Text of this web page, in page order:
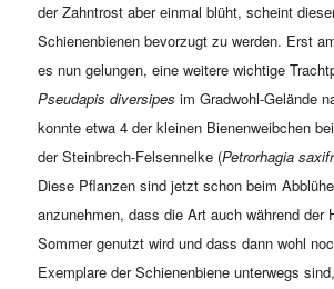
der Zahntrost aber einmal blüht, scheint
Schienenbienen bevorzugt zu werden. Erst
es nun gelungen, eine weitere wichtige
Pseudapis diversipes im Gradwohl-Gelände
konnte etwa 4 der kleinen Bienenweibchen
der Steinbrech-Felsennelke (Petrorhagia
Diese Pflanzen sind jetzt schon beim
anzunehmen, dass die Art auch während der
Sommer genutzt wird und dass dann wohl
Exemplare der Schienenbiene unterwegs